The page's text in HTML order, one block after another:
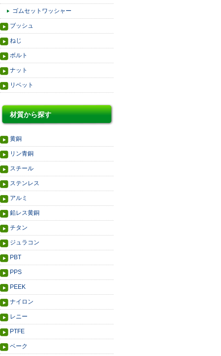
ゴムセットワッシャー
ブッシュ
ねじ
ボルト
ナット
リベット
材質から探す
黄銅
リン青銅
スチール
ステンレス
アルミ
鉛レス黄銅
チタン
ジュラコン
PBT
PPS
PEEK
ナイロン
レニー
PTFE
ベーク